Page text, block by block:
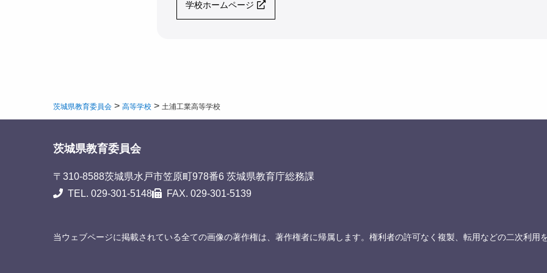
学校ホームページ
茨城県教育委員会 > 高等学校 > 土浦工業高等学校
茨城県教育委員会
〒310-8588茨城県水戸市笠原町978番6 茨城県教育庁総務課
TEL. 029-301-5148
FAX. 029-301-5139
当ウェブページに掲載されている全ての画像の著作権は、著作権者に帰属します。権利者の許可なく複製、転用などの二次利用